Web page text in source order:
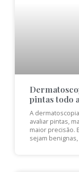
pintas todo
A
avaliar pintas,
maior precisão.
sejam